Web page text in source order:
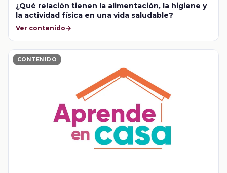
¿Qué relación tienen la alimentación, la higiene y
la actividad física en una vida saludable?
Ver contenido
CONTENIDO